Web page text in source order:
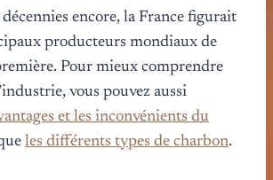
encore, la France figurait
producteurs mondiaux de
Pour mieux comprendre
vous pouvez aussi
et les inconvénients du
les différents types de charbon.